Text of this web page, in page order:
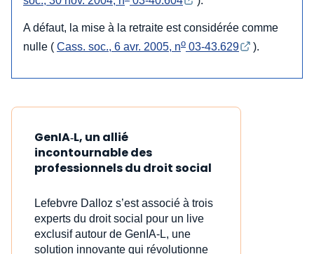
A défaut, la mise à la retraite est considérée comme
nulle ( Cass. soc., 6 avr. 2005, no 03-43.629 ).
GenIA‑L, un allié
incontournable des
professionnels du droit social
Lefebvre Dalloz s’est associé à trois
experts du droit social pour un live
exclusif autour de GenIA‑L, une
solution innovante qui révolutionne